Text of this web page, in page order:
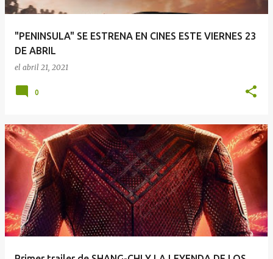
"PENINSULA" SE ESTRENA EN CINES ESTE VIERNES 23
DE ABRIL
el abril 21, 2021
0